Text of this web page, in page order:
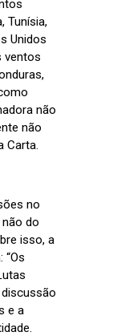
Tunísia,
Unidos
ventos
não
não
Carta.
no
do
isso, a
e a